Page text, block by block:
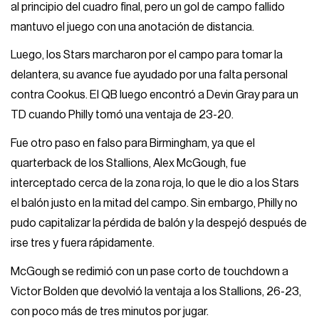
al principio del cuadro final, pero un gol de campo fallido
mantuvo el juego con una anotación de distancia.
Luego, los Stars marcharon por el campo para tomar la
delantera, su avance fue ayudado por una falta personal
contra Cookus. El QB luego encontró a Devin Gray para un
TD cuando Philly tomó una ventaja de 23-20.
Fue otro paso en falso para Birmingham, ya que el
quarterback de los Stallions, Alex McGough, fue
interceptado cerca de la zona roja, lo que le dio a los Stars
el balón justo en la mitad del campo. Sin embargo, Philly no
pudo capitalizar la pérdida de balón y la despejó después de
irse tres y fuera rápidamente.
McGough se redimió con un pase corto de touchdown a
Victor Bolden que devolvió la ventaja a los Stallions, 26-23,
con poco más de tres minutos por jugar.